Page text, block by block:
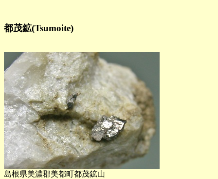
都茂鉱(Tsumoite)
島根県美濃郡美都町都茂鉱山